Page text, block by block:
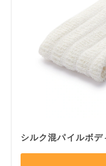
シルク混パイルボデ